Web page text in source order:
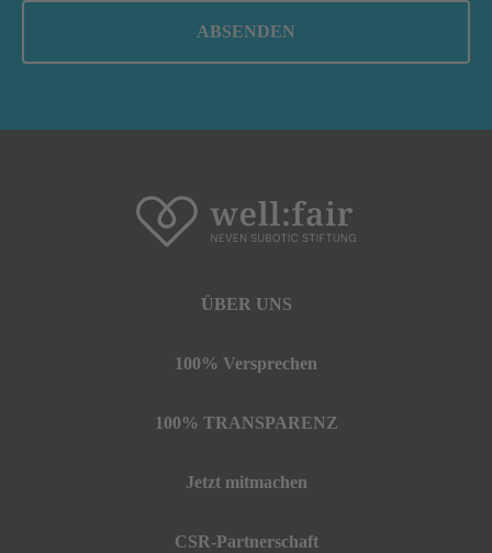
ÜBER UNS
100% Versprechen
100% TRANSPARENZ
Jetzt mitmachen
CSR-Partnerschaft